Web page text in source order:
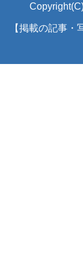
【掲載の記事